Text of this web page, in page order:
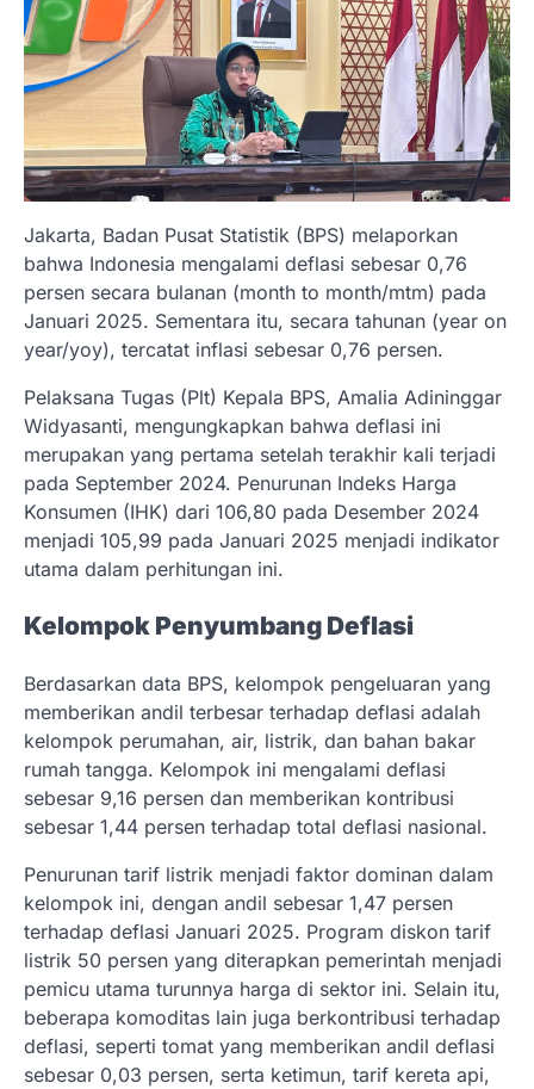
Jakarta, Badan Pusat Statistik (BPS) melaporkan
bahwa Indonesia mengalami deflasi sebesar 0,76
persen secara bulanan (month to month/mtm) pada
Januari 2025. Sementara itu, secara tahunan (year on
year/yoy), tercatat inflasi sebesar 0,76 persen.
Pelaksana Tugas (Plt) Kepala BPS, Amalia Adininggar
Widyasanti, mengungkapkan bahwa deflasi ini
merupakan yang pertama setelah terakhir kali terjadi
pada September 2024. Penurunan Indeks Harga
Konsumen (IHK) dari 106,80 pada Desember 2024
menjadi 105,99 pada Januari 2025 menjadi indikator
utama dalam perhitungan ini.
Kelompok Penyumbang Deflasi
Berdasarkan data BPS, kelompok pengeluaran yang
memberikan andil terbesar terhadap deflasi adalah
kelompok perumahan, air, listrik, dan bahan bakar
rumah tangga. Kelompok ini mengalami deflasi
sebesar 9,16 persen dan memberikan kontribusi
sebesar 1,44 persen terhadap total deflasi nasional.
Penurunan tarif listrik menjadi faktor dominan dalam
kelompok ini, dengan andil sebesar 1,47 persen
terhadap deflasi Januari 2025. Program diskon tarif
listrik 50 persen yang diterapkan pemerintah menjadi
pemicu utama turunnya harga di sektor ini. Selain itu,
beberapa komoditas lain juga berkontribusi terhadap
deflasi, seperti tomat yang memberikan andil deflasi
sebesar 0,03 persen, serta ketimun, tarif kereta api,